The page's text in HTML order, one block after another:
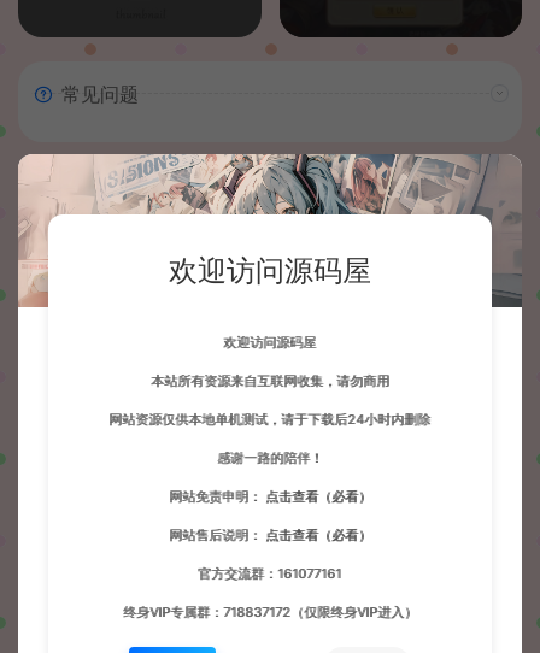
常见问题
相关文章
Cocos Dashboard源码打包
MT3换皮MH提示地图未开放
欢迎访问源码屋
欢迎访问源码屋
本站所有资源来自互联网收集，请勿商用
网站资源仅供本地单机测试，请于下载后24小时内删除
感谢一路的陪伴！
网站免责申明： 点击查看（必看）
网站售后说明： 点击查看（必看）
官方交流群：161077161
终身VIP专属群：718837172（仅限终身VIP进入）